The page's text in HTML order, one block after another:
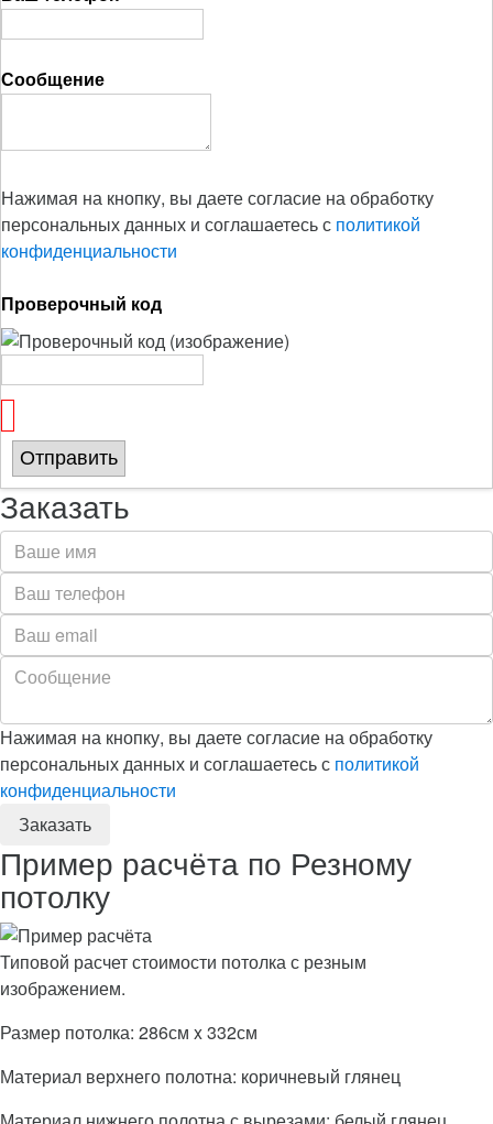
Сообщение
Нажимая на кнопку, вы даете согласие на обработку
персональных данных и соглашаетесь с политикой
конфиденциальности
Проверочный код
Отправить
Заказать
Нажимая на кнопку, вы даете согласие на обработку
персональных данных и соглашаетесь с политикой
конфиденциальности
Пример расчёта по Резному
потолку
Типовой расчет стоимости потолка с резным
изображением.
Размер потолка: 286см x 332см
Материал верхнего полотна: коричневый глянец